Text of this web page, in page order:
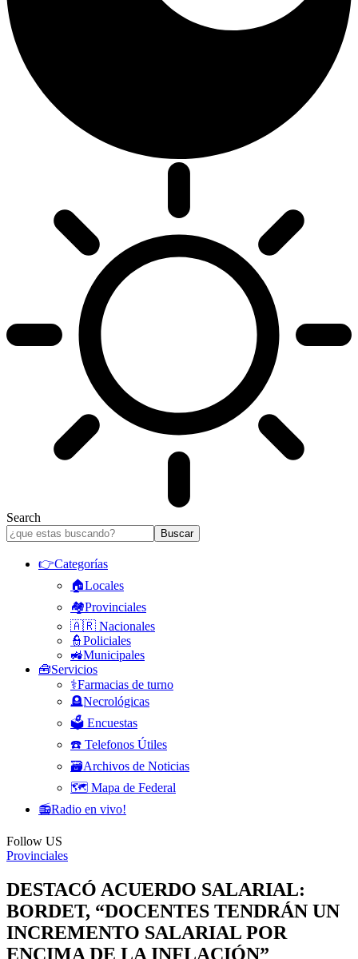
Search
👉Categorías
🏠Locales
🏘️Provinciales
🇦🇷 Nacionales
👮Policiales
🚜Municipales
🧰Servicios
⚕️Farmacias de turno
🪦Necrológicas
🗳️ Encuestas
☎️ Telefonos Útiles
🗃️Archivos de Noticias
🗺️ Mapa de Federal
📻Radio en vivo!
Follow US
Provinciales
DESTACÓ ACUERDO SALARIAL:
BORDET, “DOCENTES TENDRÁN UN
INCREMENTO SALARIAL POR
ENCIMA DE LA INFLACIÓN”